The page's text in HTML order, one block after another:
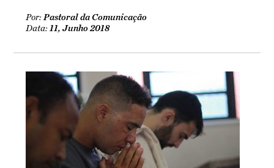
Por:Pastoral da Comunicação
Data:11, Junho 2018